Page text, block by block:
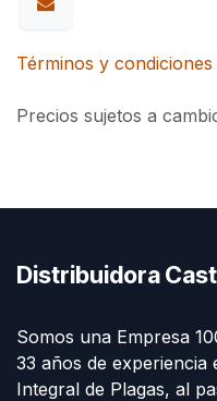
Términos y condiciones
Precios sujetos a
Distribuidora
Somos una Empresa
33 años de
Integral de Plagas, al